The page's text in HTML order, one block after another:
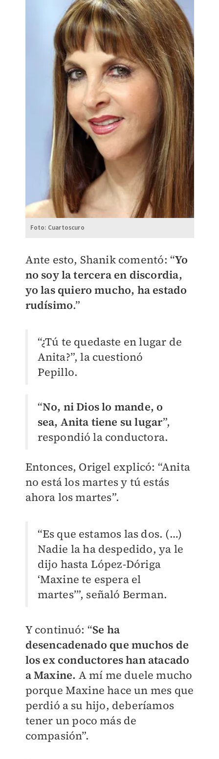
Foto: Cuartoscuro
Ante esto, Shanik comentó: “Yo
no soy la tercera en discordia,
yo las quiero mucho, ha estado
rudísimo.”
“¿Tú te quedaste en lugar de
Anita?”, la cuestionó
Pepillo.
“No, ni Dios lo mande, o
sea, Anita tiene su lugar”,
respondió la conductora.
Entonces, Origel explicó: “Anita
no está los martes y tú estás
ahora los martes”.
“Es que estamos las dos. (…)
Nadie la ha despedido, ya le
dijo hasta López-Dóriga
‘Maxine te espera el
martes’”, señaló Berman.
Y continuó: “Se ha
desencadenado que muchos de
los ex conductores han atacado
a Maxine. A mí me duele mucho
porque Maxine hace un mes que
perdió a su hijo, deberíamos
tener un poco más de
compasión”.